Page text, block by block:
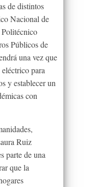
de distintos
Nacional de
Públicos de
una vez que
para
y establecer un
con
Ruiz
parte de una
que la